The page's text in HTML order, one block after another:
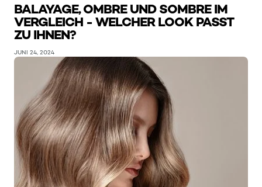
BALAYAGE, OMBRE UND SOMBRE IM
VERGLEICH - WELCHER LOOK PASST
ZU IHNEN?
JUNI 24, 2024